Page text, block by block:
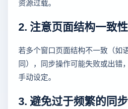
资源过载。
2. 注意页面结构一致性
若多个窗口页面结构不一致（如
同），同步操作可能失败或出错
手动设定。
3. 避免过于频繁的同